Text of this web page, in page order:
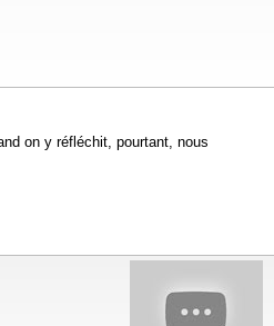
on y réfléchit, pourtant, nous